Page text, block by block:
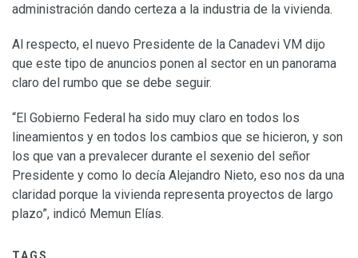
administración dando certeza a la industria de la vivienda.
Al respecto, el nuevo Presidente de la Canadevi VM dijo
que este tipo de anuncios ponen al sector en un panorama
claro del rumbo que se debe seguir.
“El Gobierno Federal ha sido muy claro en todos los
lineamientos y en todos los cambios que se hicieron, y son
los que van a prevalecer durante el sexenio del señor
Presidente y como lo decía Alejandro Nieto, eso nos da una
claridad porque la vivienda representa proyectos de largo
plazo”, indicó Memun Elías.
TAGS